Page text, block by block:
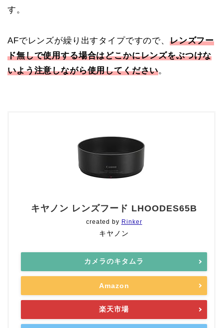
す。
AFでレンズが繰り出すタイプですので、 レンズフー
ド無しで使用する場合はどこかにレンズをぶつけな
いよう注意しながら使用してください。
キヤノン レンズフード LHOODES65B
created by Rinker
キヤノン
カメラのキタムラ
Amazon
楽天市場